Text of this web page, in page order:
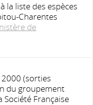
la liste des espèces
Charentes
de
(sorties
du groupement
Société Française